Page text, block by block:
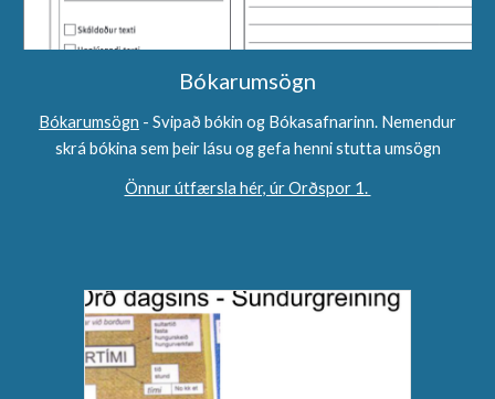
Bókarumsögn
Bókarumsögn - Svipað bókin og Bókasafnarinn. Nemendur
skrá bókina sem þeir lásu og gefa henni stutta umsögn
Önnur útfærsla hér, úr Orðspor 1.